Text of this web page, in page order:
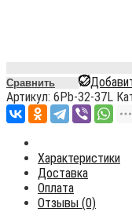
Сравнить
Артикул: 6Pb-32-37L
Характеристики
Доставка
Оплата
Отзывы (0)